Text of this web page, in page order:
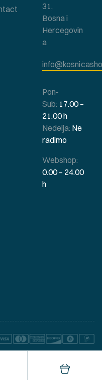
31,
Bosna i
Hercegovin
a
Pon-
Sub: 17.00 –
21.00 h
Nedelja: Ne
radimo
Webshop:
0.00 – 24.00
h